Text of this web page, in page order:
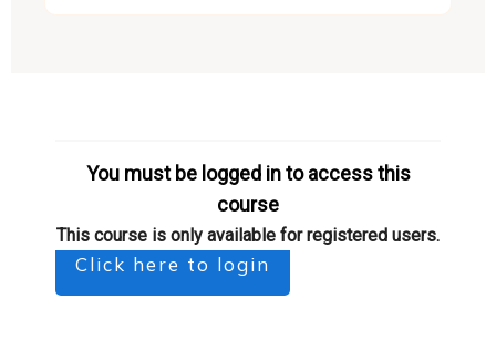
You must be logged in to access this
course
This course is only available for registered users.
Click here to login